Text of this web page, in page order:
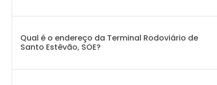
Qual é o endereço da Terminal Rodoviário de
Santo Estêvão, SOE?